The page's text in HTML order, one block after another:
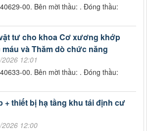
00. Bên mời thầu: . Đóng thầu:
tư cho khoa Cơ xương khớp
và Thăm dò chức năng
12:01
00. Bên mời thầu: . Đóng thầu:
+ thiết bị hạ tầng khu tái định cư
12:00